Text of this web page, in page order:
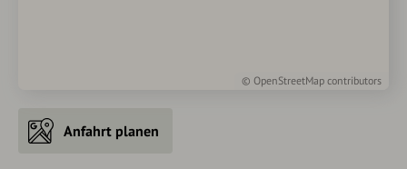
© OpenStreetMap contributors
Anfahrt planen